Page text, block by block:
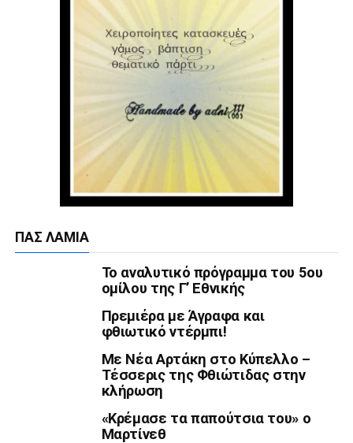
ΠΑΣ ΛΑΜΊΑ
Το αναλυτικό πρόγραμμα του 5ου
ομίλου της Γ’ Εθνικής
Πρεμιέρα με Άγραφα και
φθιωτικό ντέρμπι!
Με Νέα Αρτάκη στο Κύπελλο –
Τέσσερις της Φθιώτιδας στην
κλήρωση
«Κρέμασε τα παπούτσια του» ο
Μαρτίνεθ